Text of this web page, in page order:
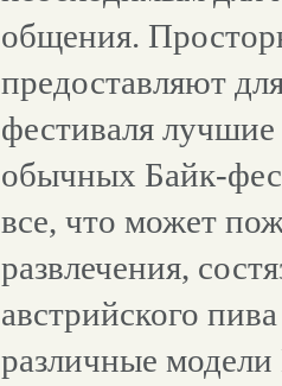
общения.
предоставляют
фестиваля
обычных Байк-
все, что может
развлечения,
австрийского
различные